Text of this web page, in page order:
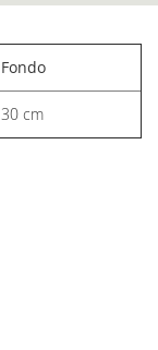
Fondo
30 cm